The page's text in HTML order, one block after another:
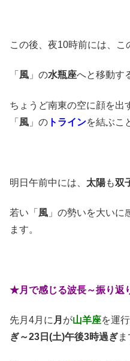
この後、夜10時前には、こ
「 風 」の水瓶座へと移動す
ちょうど南東の空に顔を出
「 風 」の トラインを結ぶこ
明日午前中には、 太陽も双
若い「 風 」の勢いを大いに
ます。
★月で感じる波長～振り返
先月4月に 月 が山羊座を運
ぎ～23日(土)午後3時過ぎま